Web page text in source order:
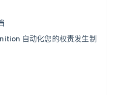
自动化您的权责发生制